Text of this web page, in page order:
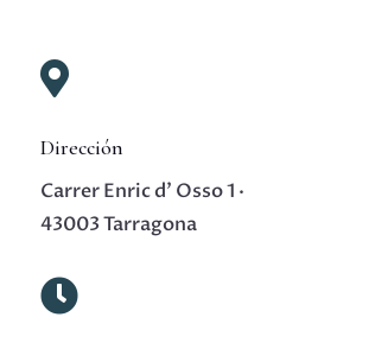

Dirección
Carrer Enric d’ Osso 1 ·
43003 Tarragona
